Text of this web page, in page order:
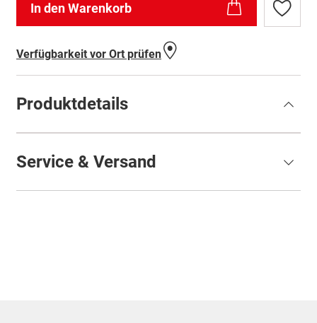
In den Warenkorb
Zur
Verfügbarkeit vor Ort prüfen
Produktdetails
Service & Versand